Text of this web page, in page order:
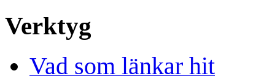
Verktyg
Vad som länkar hit